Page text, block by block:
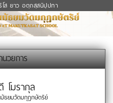
ส ยาว อตฺถสฺสนิปฺปทา
วยการ
โมรากุล
มัธยมวัดมกุฏกษัตริย์